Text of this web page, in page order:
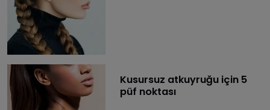
Kusursuz atkuyruğu için 5
püf noktası